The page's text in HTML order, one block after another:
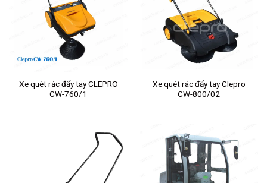
Xe quét rác đẩy tay CLEPRO
CW-760/1
Xe quét rác đẩy tay Clepro
CW-800/02